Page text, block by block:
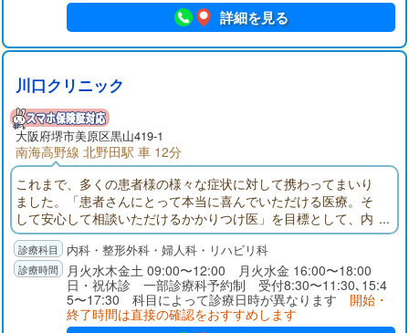
詳細を見る
川口クリニック
大阪府堺市美原区黒山419-1
南海高野線 北野田駅 車 12分
これまで、多くの患者様の様々な症状に対して携わってまいり
ました。「患者さんにとって本当に喜んでいただける医療。そ
して安心して相談いただけるかかりつけ医」を目標として、内
科、整形外科、婦人科、リハビリテーション科を専門としてい
ます。
内科・整形外科・婦人科・リハビリ科
月火水木金土 09:00〜12:00 月火水金 16:00〜18:00
日・祝休診 一部診療科予約制 受付8:30〜11:30､15:4
5〜17:30 科目によって診療日時が異なります 開始・
終了時間は直接の確認をおすすめします